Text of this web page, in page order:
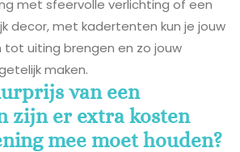
met sfeervolle verlichting of een
decor, met kadertenten kun je jouw
tot uiting brengen en zo jouw
maken.
van een
zijn er extra kosten
mee moet houden?